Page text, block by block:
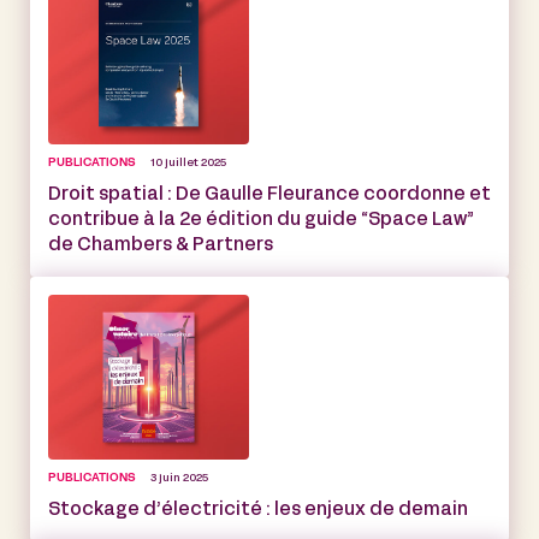
PUBLICATIONS 10 juillet 2025
Droit spatial : De Gaulle Fleurance coordonne et
contribue à la 2e édition du guide “Space Law”
de Chambers & Partners
PUBLICATIONS 3 juin 2025
Stockage d’électricité : les enjeux de demain